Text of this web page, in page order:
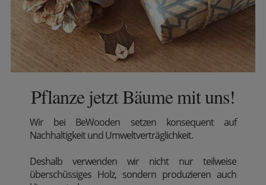
Pflanze jetzt Bäume mit uns!
Wir bei BeWooden setzen konsequent auf
Nachhaltigkeit und Umweltverträglichkeit.
Deshalb verwenden wir nicht nur teilweise
überschüssiges Holz, sondern produzieren auch